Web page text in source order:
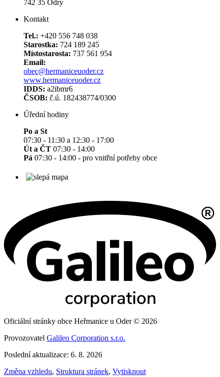
742 35 Odry
Kontakt
Tel.: +420 556 748 038
Starostka: 724 189 245
Místostarosta: 737 561 954
Email:
obec@hermaniceuoder.cz
www.hermaniceuoder.cz
IDDS: a2ibmr6
ČSOB: č.ú. 182438774/0300
Úřední hodiny
Po a St
07:30 - 11:30 a 12:30 - 17:00
Út a ČT 07:30 - 14:00
Pá 07:30 - 14:00 - pro vnitřní potřeby obce
Oficiální stránky obce Heřmanice u Oder © 2026
Provozovatel Galileo Corporation s.r.o.
Poslední aktualizace: 6. 8. 2026
Změna vzhledu, Struktura stránek, Vytisknout